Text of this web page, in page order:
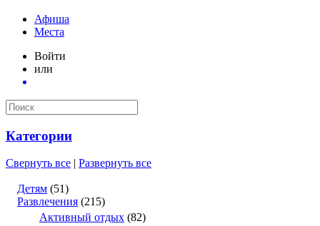
Афиша
Места
Войти
или
Категории
Свернуть все | Развернуть все
Детям (51)
Развлечения (215)
Активный отдых (82)